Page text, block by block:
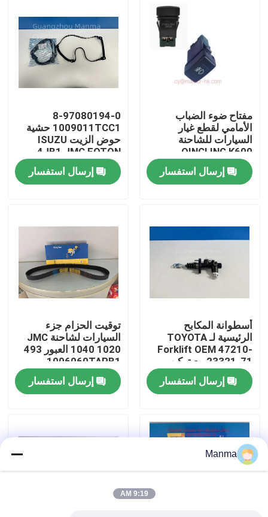
بيت
جولة في المعمل
رقابة جودة
اتصل بنا
اطلب اقتباس
قطع غيار السيارات الشاحنة
قطع غيار شاحنة ايسوزو
مفتاح ضوء الضباب
الأمامي لقطع غيار
السيارات للشاحنة
QINGLING K600
3712530-LPA50
إرسال استفسار
8-97080194-0
1009011TCC1 حشية
حوض الزيت ISUZU
4JB1 JMC FOTON
إرسال استفسار
أسطوانة المكابح
الرئيسية لـ TOYOTA
Forklift OEM 47210-
23321-71 مع تركيب
سهل
إرسال استفسار
توقيت الحزام جزء
السيارات لشاحنة JMC
1040 1020 العبور 493
1006060TARB1
إرسال استفسار
Manma
9:19 AM